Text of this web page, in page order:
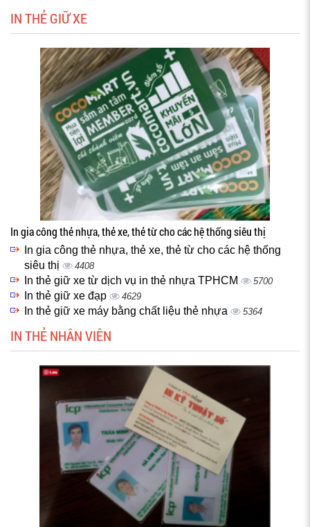
IN THẺ GIỮ XE
In gia công thẻ nhựa, thẻ xe, thẻ từ cho các hệ thống siêu thị
In gia công thẻ nhựa, thẻ xe, thẻ từ cho các hệ thống
siêu thị
4408
In thẻ giữ xe từ dịch vụ in thẻ nhựa TPHCM 5700
In thẻ giữ xe đạp 4629
In thẻ giữ xe máy bằng chất liệu thẻ nhựa 5364
IN THẺ NHÂN VIÊN